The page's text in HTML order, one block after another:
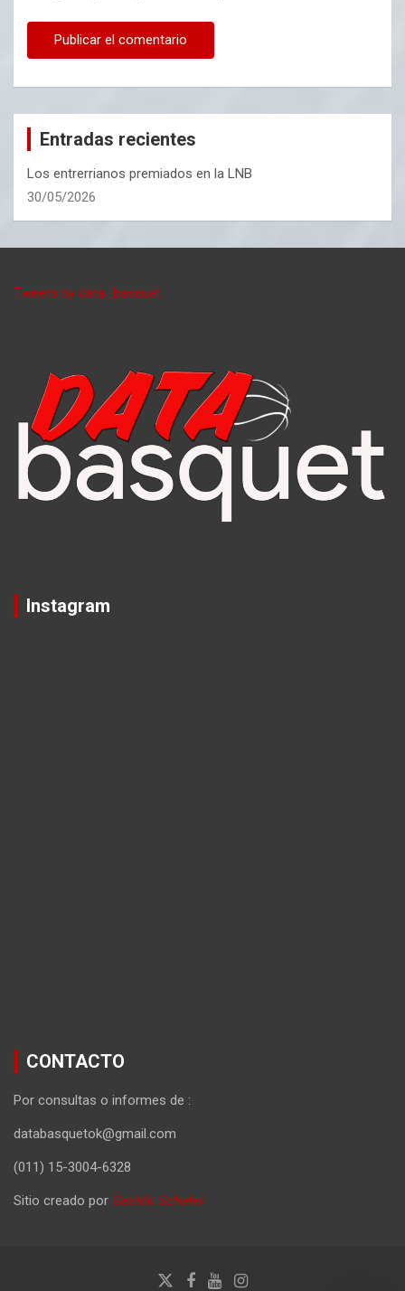
Entradas recientes
Los entrerrianos premiados en la LNB
30/05/2026
Tweets by data_basquet
Instagram
CONTACTO
Por consultas o informes de :
databasquetok@gmail.com
(011) 15-3004-6328
Sitio creado por Gastón Schafer